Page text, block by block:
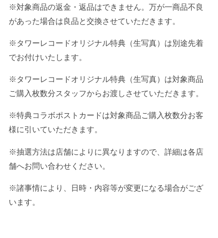
※対象商品の返金・返品はできません。万が一商品不良
があった場合は良品と交換させていただきます。
※タワーレコードオリジナル特典（生写真）は別途先着
でお付けいたします。
※タワーレコードオリジナル特典（生写真）は対象商品
ご購入枚数分スタッフからお渡しさせていただきます。
※特典コラボポストカードは対象商品ご購入枚数分お客
様に引いていただきます。
※抽選方法は店舗によりに異なりますので、詳細は各店
舗へお問い合わせください。
※諸事情により、日時・内容等が変更になる場合がござ
います。